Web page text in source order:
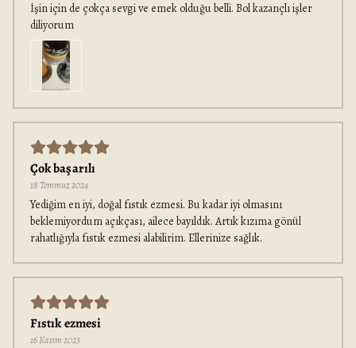
İşin için de çokça sevgi ve emek olduğu belli. Bol kazançlı işler
diliyorum
Çok başarılı
18 Temmuz 2024
Yediğim en iyi, doğal fıstık ezmesi. Bu kadar iyi olmasını
beklemiyordum açıkçası, ailece bayıldık. Artık kızıma gönül
rahatlığıyla fıstık ezmesi alabilirim. Ellerinize sağlık.
Fıstık ezmesi
16 Kasım 2023